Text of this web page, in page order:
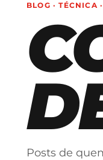
BLOG · TÉCNICA
Posts de